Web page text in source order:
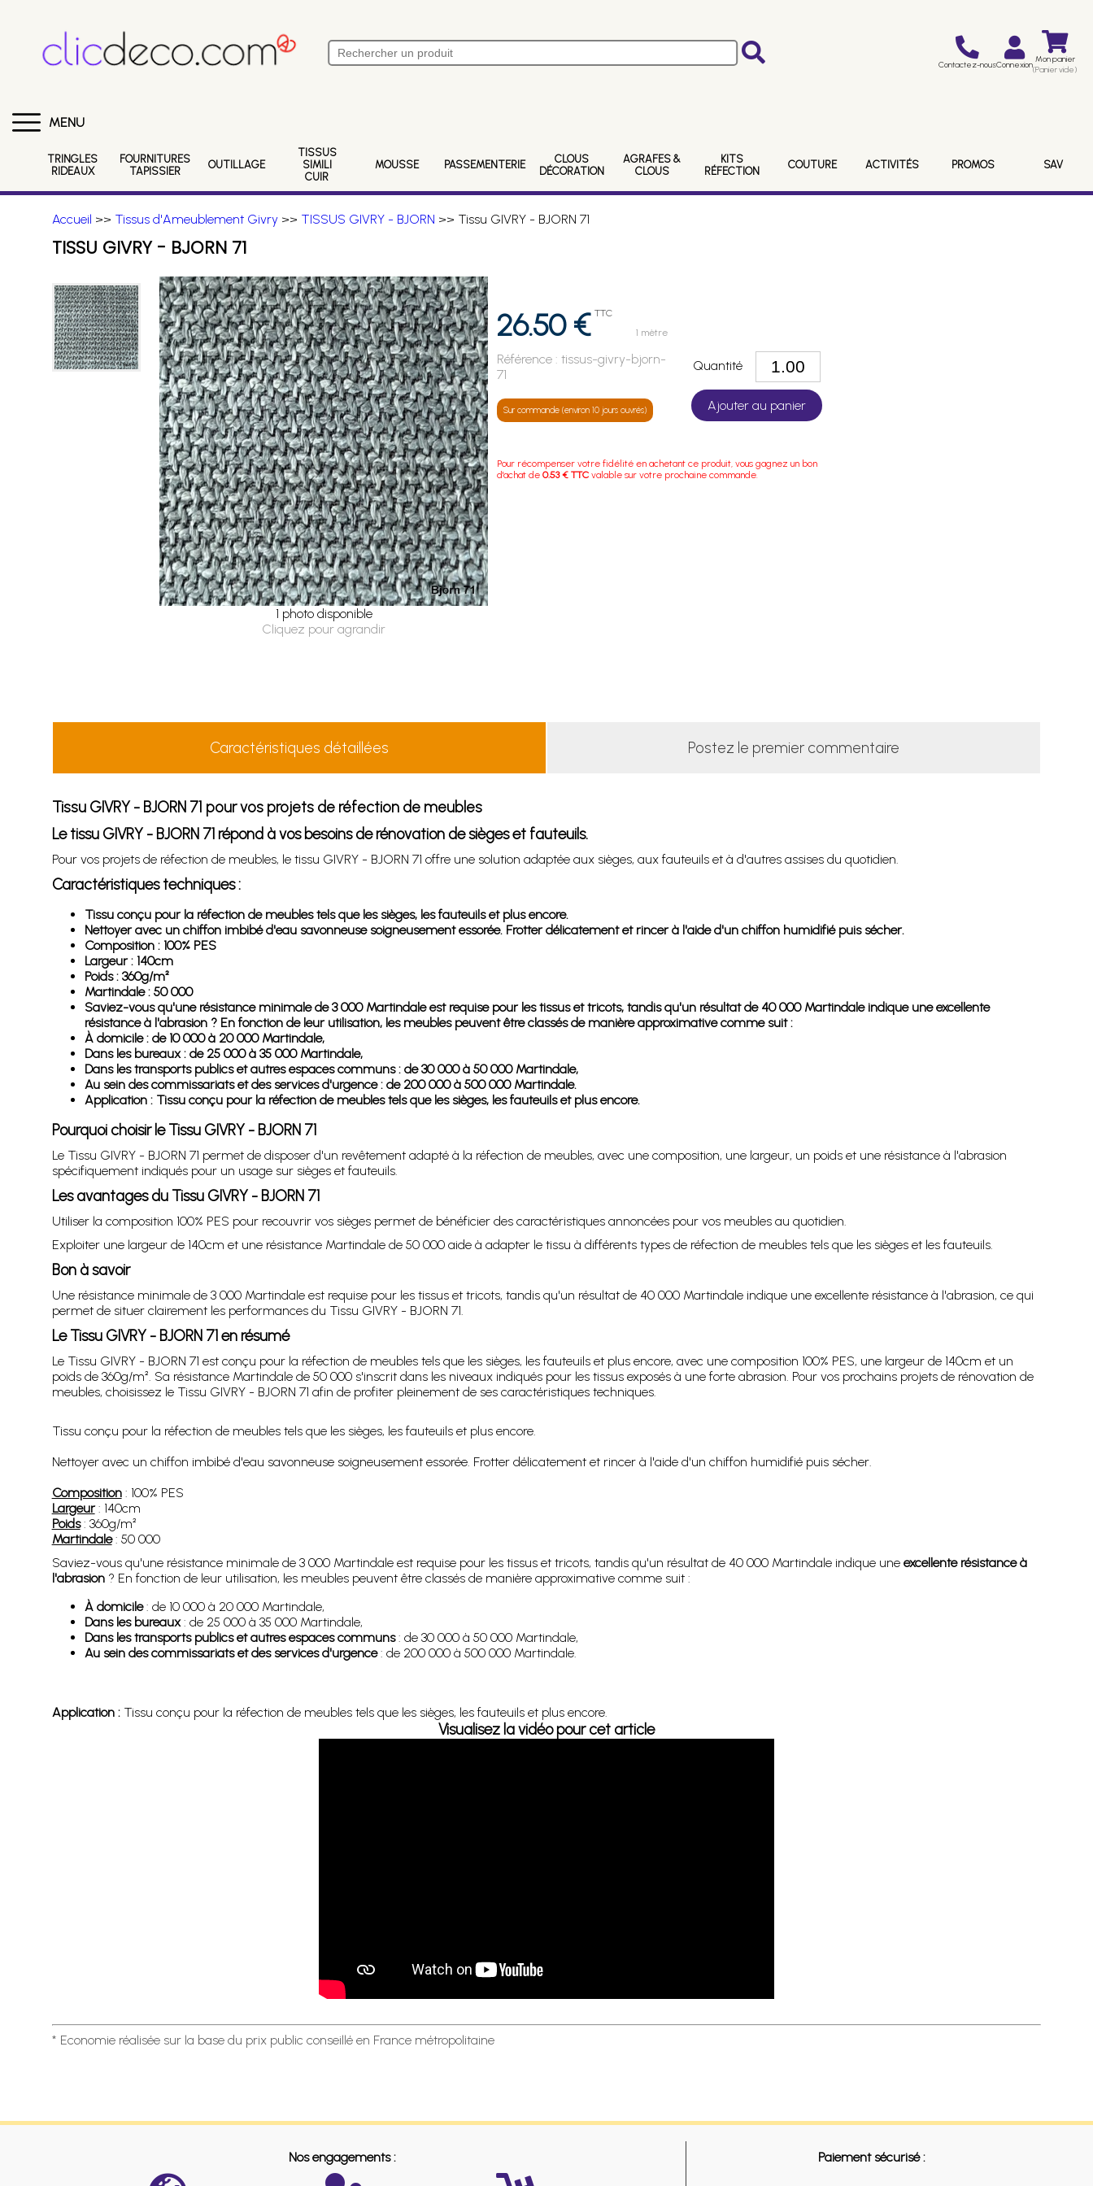
Contactez-nousConnexion Mon panier
(Panier vide)
MENU
TRINGLES
RIDEAUX
FOURNITURES
TAPISSIER
OUTILLAGE
TISSUS
SIMILI
CUIR
MOUSSE PASSEMENTERIE
CLOUS
DÉCORATION
AGRAFES &
CLOUS
KITS
RÉFECTION
COUTURE ACTIVITÉS PROMOS SAV
Accueil >> Tissus d'Ameublement Givry>> TISSUS GIVRY - BJORN >> Tissu GIVRY - BJORN 71
TISSU GIVRY - BJORN 71
1 photo disponible
Cliquez pour agrandir
26.50 € TTC
1 mètre
Référence :tissus-givry-bjorn-
71
Sur commande (environ 10 jours ouvrés)
Quantité
Ajouter au panier
Pour récompenser votre fidélité en achetant ce produit, vous gagnez un bon
d'achat de0.53 € TTC valable sur votre prochaine commande.
Caractéristiques détaillées Postez le premier commentaire
Tissu GIVRY - BJORN 71 pour vos projets de réfection de meubles
Le tissu GIVRY - BJORN 71 répond à vos besoins de rénovation de sièges et fauteuils.
Pour vos projets de réfection de meubles, le tissu GIVRY - BJORN 71 offre une solution adaptée aux sièges, aux fauteuils et à d'autres assises du quotidien.
Caractéristiques techniques :
Tissu conçu pour la réfection de meubles tels que les sièges, les fauteuils et plus encore.
Nettoyer avec un chiffon imbibé d'eau savonneuse soigneusement essorée. Frotter délicatement et rincer à l'aide d'un chiffon humidifié puis sécher.
Composition : 100% PES
Largeur : 140cm
Poids : 360g/m²
Martindale : 50 000
Saviez-vous qu'une résistance minimale de 3 000 Martindale est requise pour les tissus et tricots, tandis qu'un résultat de 40 000 Martindale indique une excellente
résistance à l'abrasion ? En fonction de leur utilisation, les meubles peuvent être classés de manière approximative comme suit :
À domicile : de 10 000 à 20 000 Martindale,
Dans les bureaux : de 25 000 à 35 000 Martindale,
Dans les transports publics et autres espaces communs : de 30 000 à 50 000 Martindale,
Au sein des commissariats et des services d'urgence : de 200 000 à 500 000 Martindale.
Application : Tissu conçu pour la réfection de meubles tels que les sièges, les fauteuils et plus encore.
Pourquoi choisir le Tissu GIVRY - BJORN 71
Le Tissu GIVRY - BJORN 71 permet de disposer d'un revêtement adapté à la réfection de meubles, avec une composition, une largeur, un poids et une résistance à l'abrasion
spécifiquement indiqués pour un usage sur sièges et fauteuils.
Les avantages du Tissu GIVRY - BJORN 71
Utiliser la composition 100% PES pour recouvrir vos sièges permet de bénéficier des caractéristiques annoncées pour vos meubles au quotidien.
Exploiter une largeur de 140cm et une résistance Martindale de 50 000 aide à adapter le tissu à différents types de réfection de meubles tels que les sièges et les fauteuils.
Bon à savoir
Une résistance minimale de 3 000 Martindale est requise pour les tissus et tricots, tandis qu'un résultat de 40 000 Martindale indique une excellente résistance à l'abrasion, ce qui
permet de situer clairement les performances du Tissu GIVRY - BJORN 71.
Le Tissu GIVRY - BJORN 71 en résumé
Le Tissu GIVRY - BJORN 71 est conçu pour la réfection de meubles tels que les sièges, les fauteuils et plus encore, avec une composition 100% PES, une largeur de 140cm et un
poids de 360g/m². Sa résistance Martindale de 50 000 s'inscrit dans les niveaux indiqués pour les tissus exposés à une forte abrasion. Pour vos prochains projets de rénovation de
meubles, choisissez le Tissu GIVRY - BJORN 71 afin de profiter pleinement de ses caractéristiques techniques.
Tissu conçu pour la réfection de meubles tels que les sièges, les fauteuils et plus encore.
Nettoyer avec un chiffon imbibé d'eau savonneuse soigneusement essorée. Frotter délicatement et rincer à l'aide d'un chiffon humidifié puis sécher.
Composition: 100% PES
Largeur: 140cm
Poids: 360g/m²
Martindale : 50 000
Saviez-vous qu'une résistance minimale de 3 000 Martindale est requise pour les tissus et tricots, tandis qu'un résultat de 40 000 Martindale indique une excellente résistance à
l'abrasion? En fonction de leur utilisation, les meubles peuvent être classés de manière approximative comme suit :
À domicile: de 10 000 à 20 000 Martindale,
Dans les bureaux: de 25 000 à 35 000 Martindale,
Dans les transports publics et autres espaces communs: de 30 000 à 50 000 Martindale,
Au sein des commissariats et des services d'urgence: de 200 000 à 500 000 Martindale.
Application :Tissu conçu pour la réfection de meubles tels que les sièges, les fauteuils et plus encore.
Visualisez la vidéo pour cet article
* Economie réalisée sur la base du prix public conseillé en France métropolitaine
Nos engagements : Paiement sécurisé :